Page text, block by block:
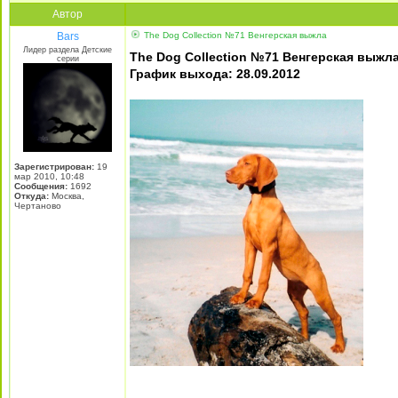
Автор
Bars
Лидер раздела Детские
серии
Зарегистрирован: 19
мар 2010, 10:48
Сообщения: 1692
Откуда: Москва,
Чертаново
The Dog Collection №71 Венгерская выжла
The Dog Collection №71 Венгерская
График выхода: 28.09.2012